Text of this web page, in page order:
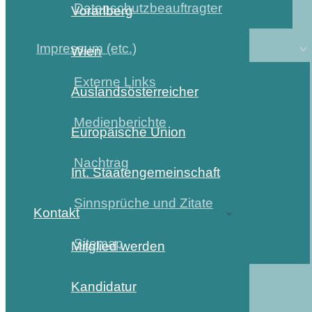
Datenschutzbeauftragter
Impressum (etc.)
Externe Links
Medienberichte
Nachtrag
Sinnsprüche und Zitate
Sitemap
Vorarlberg
Wien
Auslandsösterreicher
Europäische Union
Int. Staatengemeinschaft
Kontakt
Mitglied werden
Kandidatur